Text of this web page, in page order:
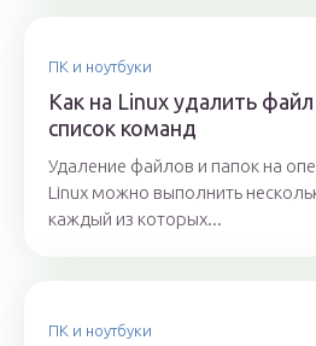
ПК и ноутбуки
Как на Linux удалить
список команд
Удаление файлов и папок на
Linux можно выполнить
каждый из которых...
ПК и ноутбуки